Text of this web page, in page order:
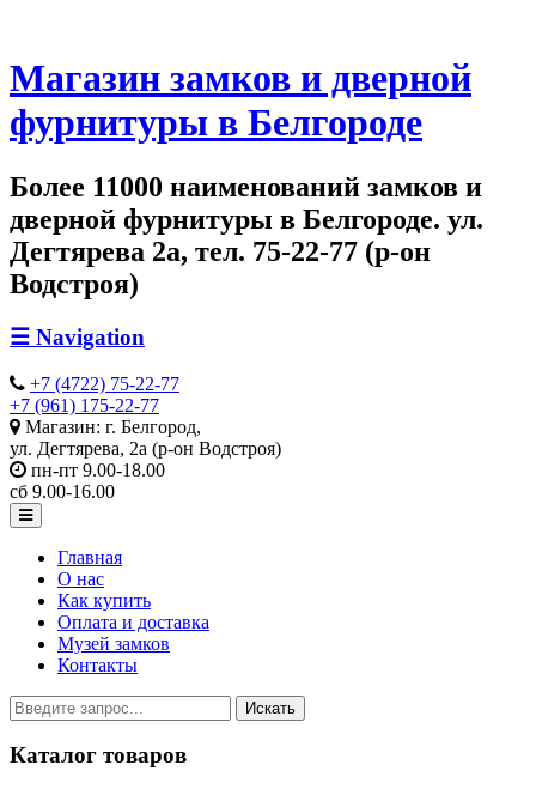
Магазин замков и дверной
фурнитуры в Белгороде
Более 11000 наименований замков и
дверной фурнитуры в Белгороде. ул.
Дегтярева 2а, тел. 75-22-77 (р-он
Водстроя)
☰ Navigation
+7 (4722) 75-22-77
+7 (961) 175-22-77
Магазин: г. Белгород,
ул. Дегтярева, 2а (р-он Водстроя)
пн-пт 9.00-18.00
сб 9.00-16.00
Главная
О нас
Как купить
Оплата и доставка
Музей замков
Контакты
Каталог товаров